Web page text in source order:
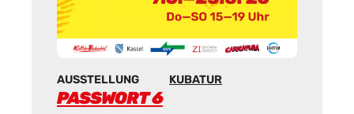
AUSSTELLUNG KUBATUR
PASSWORT 6